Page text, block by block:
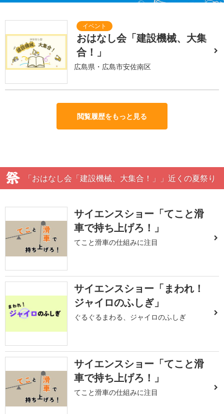
おはなし会「建設機械、大集
合！」
広島県・広島市安佐南区
閲覧履歴をもっと見る
「おはなし会「建設機械、大集合！」」近くの夏祭り
サイエンスショー「てこと滑
車で持ち上げろ！」
てこと滑車の仕組みに注目
サイエンスショー「まわれ！
ジャイロのふしぎ」
ぐるぐるまわる、ジャイロのふしぎ
サイエンスショー「てこと滑
車で持ち上げろ！」
てこと滑車の仕組みに注目